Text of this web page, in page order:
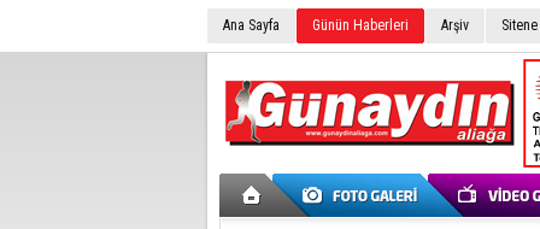
Ana Sayfa Günün Haberleri Arşiv